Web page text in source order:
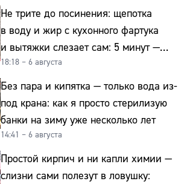
Не трите до посинения: щепотка
в воду и жир с кухонного фартука
и вытяжки слезает сам: 5 минут —
и сверкает как новая
18:18 – 6 августа
Без пара и кипятка — только вода из-
под крана: как я просто стерилизую
банки на зиму уже несколько лет
14:41 – 6 августа
Простой кирпич и ни капли химии —
слизни сами полезут в ловушку: